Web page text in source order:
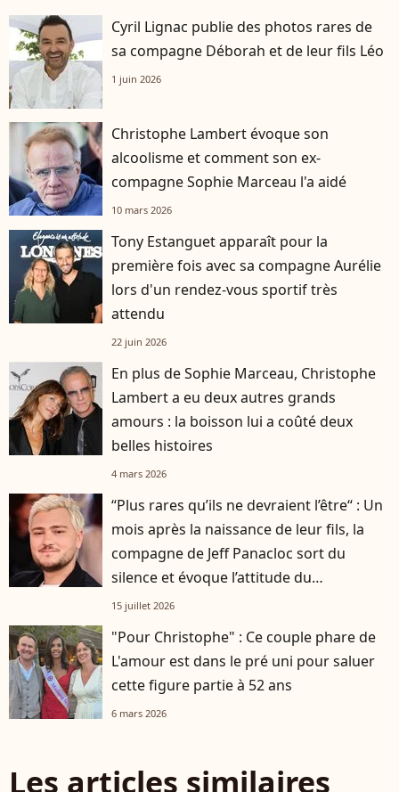
Cyril Lignac publie des photos rares de
sa compagne Déborah et de leur fils Léo
1 juin 2026
Christophe Lambert évoque son
alcoolisme et comment son ex-
compagne Sophie Marceau l'a aidé
10 mars 2026
Tony Estanguet apparaît pour la
première fois avec sa compagne Aurélie
lors d'un rendez-vous sportif très
attendu
22 juin 2026
En plus de Sophie Marceau, Christophe
Lambert a eu deux autres grands
amours : la boisson lui a coûté deux
belles histoires
4 mars 2026
“Plus rares qu’ils ne devraient l’être“ : Un
mois après la naissance de leur fils, la
compagne de Jeff Panacloc sort du
silence et évoque l’attitude du
ventriloque dans cette aventure
15 juillet 2026
"Pour Christophe" : Ce couple phare de
L'amour est dans le pré uni pour saluer
cette figure partie à 52 ans
6 mars 2026
Les articles similaires